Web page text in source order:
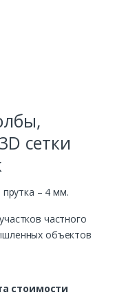
сетки
– 4 мм.
частного
объектов
стоимости